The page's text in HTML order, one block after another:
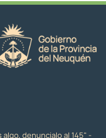
denuncialo al 145" -